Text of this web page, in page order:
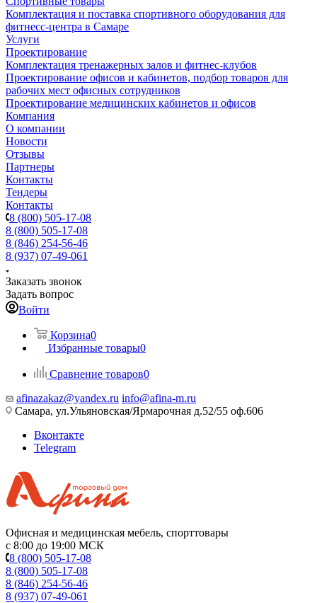
Комплектация и поставка спортивного оборудования для
фитнесс-центра в Самаре
Услуги
Проектирование
Комплектация тренажерных залов и фитнес-клубов
Проектирование офисов и кабинетов, подбор товаров для
рабочих мест офисных сотрудников
Проектирование медицинских кабинетов и офисов
Компания
О компании
Новости
Отзывы
Партнеры
Контакты
Тендеры
Контакты
8 (800) 505-17-08
8 (800) 505-17-08
8 (846) 254-56-46
8 (937) 07-49-061
Заказать звонок
Задать вопрос
Войти
Корзина0
Избранные товары0
Сравнение товаров0
afinazakaz@yandex.ru info@afina-m.ru
Самара, ул.Ульяновская/Ярмарочная д.52/55 оф.606
Вконтакте
Telegram
Офисная и медицинская мебель, спорттовары
с 8:00 до 19:00 МСК
8 (800) 505-17-08
8 (800) 505-17-08
8 (846) 254-56-46
8 (937) 07-49-061